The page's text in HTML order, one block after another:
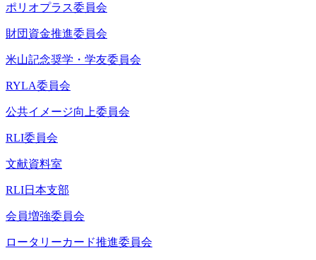
ポリオプラス委員会
財団資金推進委員会
米山記念奨学・学友委員会
RYLA委員会
公共イメージ向上委員会
RLI委員会
文献資料室
RLI日本支部
会員増強委員会
ロータリーカード推進委員会